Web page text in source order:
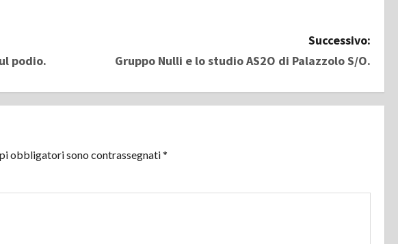
podio.
Successivo:
Gruppo Nulli e lo studio AS2O di Palazzolo S/O.
obbligatori sono contrassegnati*